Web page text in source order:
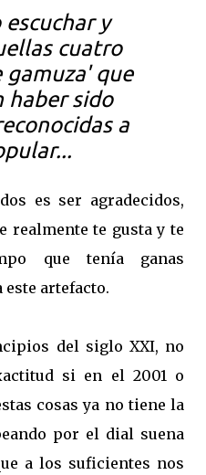
y
cuatro
gamuza' que
haber sido
a
es ser agradecidos,
realmente te gusta y te
que tenía ganas
artefacto.
del siglo XXI, no
si en el 2001 o
cosas ya no tiene la
por el dial suena
a los suficientes nos